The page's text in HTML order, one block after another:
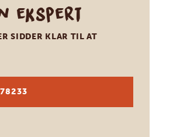
ekspert
SIDDER KLAR TIL AT